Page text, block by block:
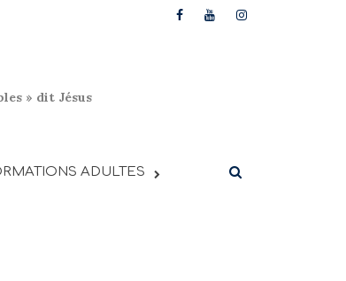
» dit Jésus
ADULTES